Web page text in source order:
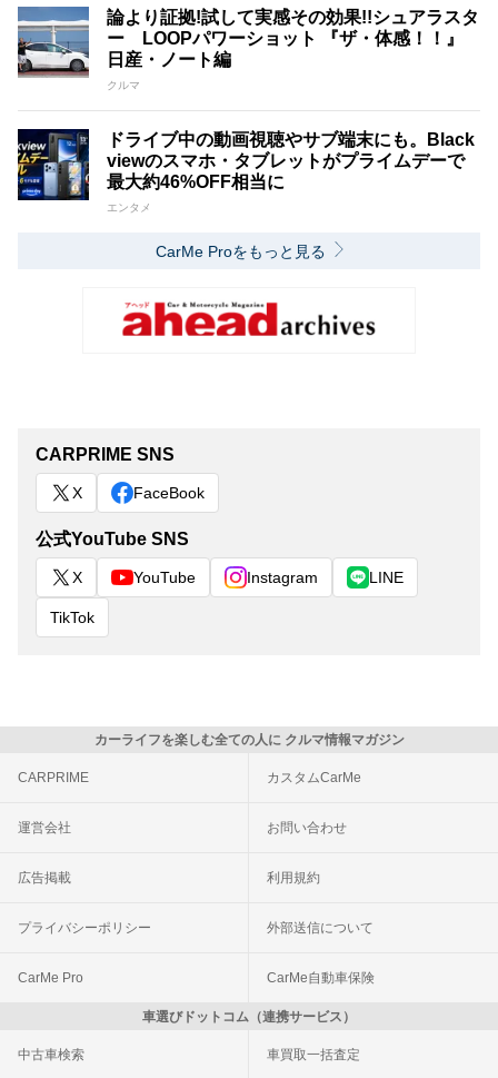
論より証拠!試して実感その効果!!シュアラスタ
ー LOOPパワーショット 『ザ・体感！！』
日産・ノート編
クルマ
ドライブ中の動画視聴やサブ端末にも。Black
viewのスマホ・タブレットがプライムデーで
最大約46%OFF相当に
エンタメ
CarMe Proをもっと見る
CARPRIME SNS
X FaceBook
公式YouTube SNS
X YouTube Instagram LINE
TikTok
カーライフを楽しむ全ての人に クルマ情報マガジン
CARPRIME カスタムCarMe
運営会社 お問い合わせ
広告掲載 利用規約
プライバシーポリシー 外部送信について
CarMe Pro CarMe自動車保険
車選びドットコム（連携サービス）
中古車検索 車買取一括査定